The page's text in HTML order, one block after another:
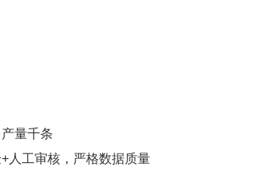
量千条
人工审核，严格数据质量